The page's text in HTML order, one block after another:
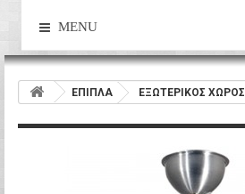
MENU
ΕΠΙΠΛΑ ΕΞΩΤΕΡΙΚΟΣ ΧΩΡΟΣ